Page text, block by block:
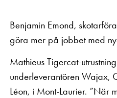
Benjamin Emond,
göra mer på jobbet med
Mathieus Tigercat-
underleverantören Wajax,
Léon, i Mont-Laurier. ”När